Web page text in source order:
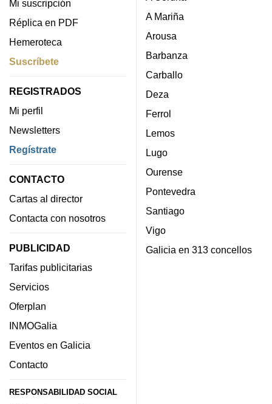
Mi suscripción
Réplica en PDF
Hemeroteca
Suscríbete
REGISTRADOS
Mi perfil
Newsletters
Regístrate
CONTACTO
Cartas al director
Contacta con nosotros
PUBLICIDAD
Tarifas publicitarias
Servicios
Oferplan
INMOGalia
Eventos en Galicia
Contacto
RESPONSABILIDAD SOCIAL
A Mariña
Arousa
Barbanza
Carballo
Deza
Ferrol
Lemos
Lugo
Ourense
Pontevedra
Santiago
Vigo
Galicia en 313 concellos